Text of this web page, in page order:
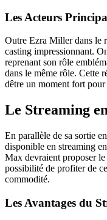
Les Acteurs
Outre Ezra Miller dans le
casting impressionnant.
reprenant son rôle
dans le même rôle. Cette
dêtre un moment fort
Le Streaming
En parallèle de sa sortie
disponible en streaming
Max devraient proposer
possibilité de profiter de
commodité.
Les Avantages du